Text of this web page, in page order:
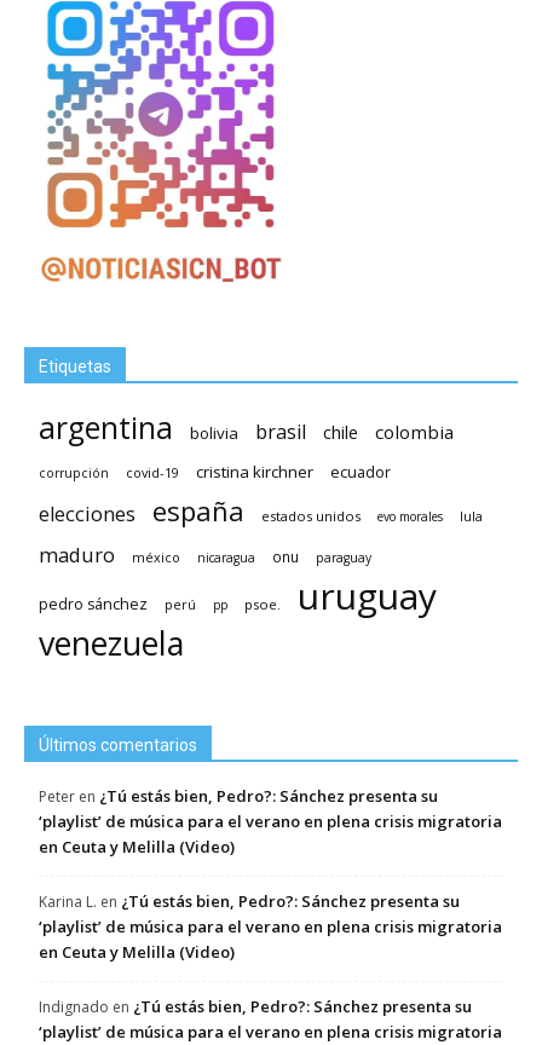
Etiquetas
argentina bolivia brasil chile colombia
corrupción covid-19 cristina kirchner ecuador
elecciones españa estados unidos evo morales lula
maduro méxico nicaragua onu paraguay
pedro sánchez perú pp psoe. uruguay
venezuela
Últimos comentarios
Peter en ¿Tú estás bien, Pedro?: Sánchez presenta su
‘playlist’ de música para el verano en plena crisis migratoria
en Ceuta y Melilla (Video)
Karina L. en ¿Tú estás bien, Pedro?: Sánchez presenta su
‘playlist’ de música para el verano en plena crisis migratoria
en Ceuta y Melilla (Video)
Indignado en ¿Tú estás bien, Pedro?: Sánchez presenta su
‘playlist’ de música para el verano en plena crisis migratoria